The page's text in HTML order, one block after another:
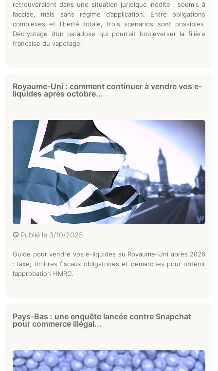
retrouveraient dans une situation juridique inédite : soumis à
l’accise, mais sans régime d’application. Entre obligations
complexes et liberté totale, trois scénarios sont possibles.
Décryptage d’un paradoxe qui pourrait bouleverser la filière
française du vapotage.
Royaume-Uni : comment continuer à vendre vos e-
liquides après octobre...
Publié le 3/10/2025
Guide pour vendre vos e-liquides au Royaume-Uni après 2026
: taxe, timbres fiscaux obligatoires et démarches pour obtenir
l’approbation HMRC.
Pays-Bas : une enquête lancée contre Snapchat
pour commerce illégal...